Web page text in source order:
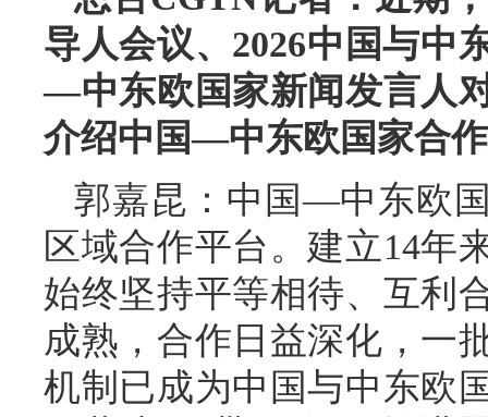
导人会议、2026中国与中
—中东欧国家新闻发言人
介绍中国—中东欧国家合
郭嘉昆：中国—中东欧
区域合作平台。建立14年
始终坚持平等相待、互利
成熟，合作日益深化，一
机制已成为中国与中东欧